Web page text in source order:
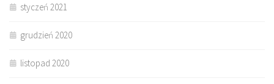
styczeń 2021
grudzień 2020
listopad 2020